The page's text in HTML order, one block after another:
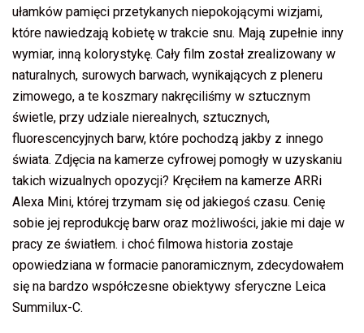
ułamków pamięci przetykanych niepokojącymi wizjami,
które nawiedzają kobietę w trakcie snu. Mają zupełnie inny
wymiar, inną kolorystykę. Cały film został zrealizowany w
naturalnych, surowych barwach, wynikających z pleneru
zimowego, a te koszmary nakręciliśmy w sztucznym
świetle, przy udziale nierealnych, sztucznych,
fluorescencyjnych barw, które pochodzą jakby z innego
świata. Zdjęcia na kamerze cyfrowej pomogły w uzyskaniu
takich wizualnych opozycji? Kręciłem na kamerze ARRi
Alexa Mini, której trzymam się od jakiegoś czasu. Cenię
sobie jej reprodukcję barw oraz możliwości, jakie mi daje w
pracy ze światłem. i choć filmowa historia zostaje
opowiedziana w formacie panoramicznym, zdecydowałem
się na bardzo współczesne obiektywy sferyczne Leica
Summilux-C.